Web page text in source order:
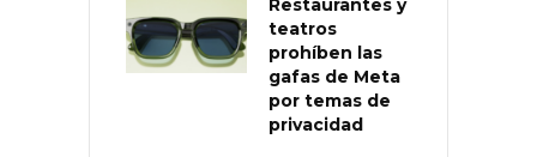
teatros
prohíben las
gafas de Meta
por temas de
privacidad